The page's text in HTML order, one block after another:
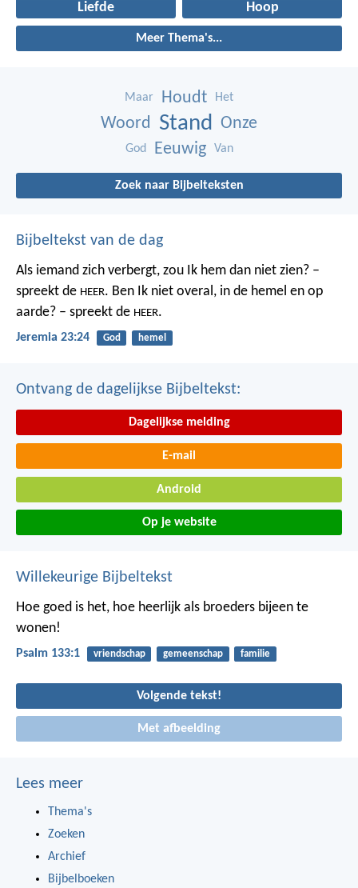
Liefde Hoop
Meer Thema's...
Maar Houdt Het
Woord Stand Onze
God Eeuwig Van
Zoek naar Bijbelteksten
Bijbeltekst van de dag
Als iemand zich verbergt, zou Ik hem dan niet zien? –
spreekt de HEER. Ben Ik niet overal, in de hemel en op
aarde? – spreekt de HEER.
Jeremia 23:24 God hemel
Ontvang de dagelijkse Bijbeltekst:
Dagelijkse melding
E-mail
Android
Op je website
Willekeurige Bijbeltekst
Hoe goed is het, hoe heerlijk als broeders bijeen te
wonen!
Psalm 133:1 vriendschap gemeenschap familie
Volgende tekst!
Met afbeelding
Lees meer
Thema's
Zoeken
Archief
Bijbelboeken